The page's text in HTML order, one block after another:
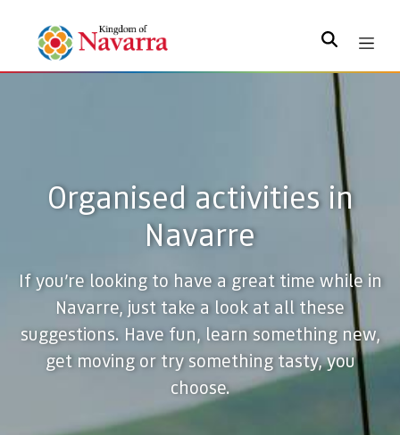
Search
Organised activities in
Navarre
If you’re looking to have a great time while in
Navarre, just take a look at all these
suggestions. Have fun, learn something new,
get moving or try something tasty, you
choose.